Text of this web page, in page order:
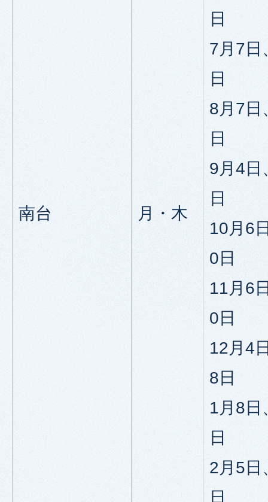
南台 月・木
日
7月7日
日
8月7日
日
9月4日
日
10月6
0日
11月6
0日
12月4
8日
1月8日
日
2月5日
日